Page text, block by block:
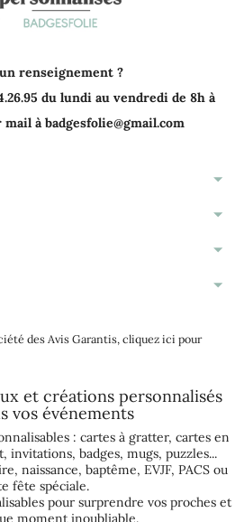
renseignement ?
du lundi au vendredi de 8h à
à badgesfolie@gmail.com
des Avis Garantis, cliquez ici pour
et créations personnalisés
vos événements
: cartes à gratter, cartes en
, invitations, badges, mugs, puzzles...
, naissance, baptême, EVJF, PACSou
fête spéciale.
pour surprendre vos proches et
moment inoubliable.